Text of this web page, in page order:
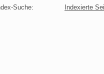
Suche:
Indexierte